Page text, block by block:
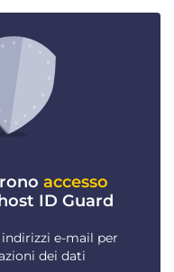
accesso
ID Guard
e-mail per
dei dati